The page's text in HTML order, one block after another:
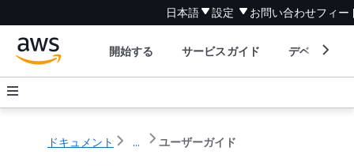
日本語 設定 お問い合わせフィー
開始する サービスガイド デベロッパ
ドキュメント ... ユーザーガイド